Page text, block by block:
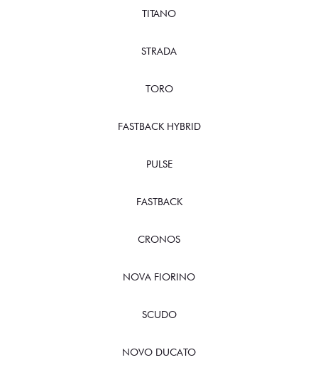
TITANO
STRADA
TORO
FASTBACK HYBRID
PULSE
FASTBACK
CRONOS
NOVA FIORINO
SCUDO
NOVO DUCATO